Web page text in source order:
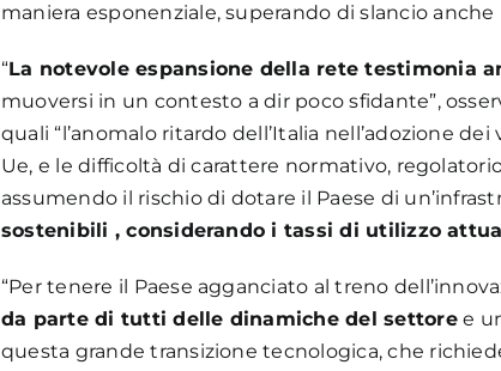
maniera esponenziale, superando di slancio
“La notevole espansione della rete testimonia
muoversi in un contesto a dir poco sfidante”,
quali “l’anomalo ritardo dell’Italia nell’adozione
Ue, e le difficoltà di carattere normativo,
assumendo il rischio di dotare il Paese di
sostenibili , considerando i tassi di utilizzo
“Per tenere il Paese agganciato al treno
da parte di tutti delle dinamiche del settoree
questa grande transizione tecnologica, che